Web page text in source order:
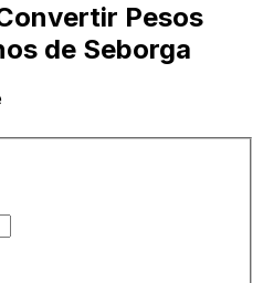
Pesos
de Seborga